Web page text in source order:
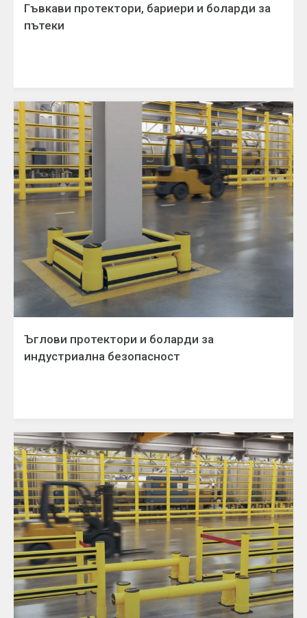
Гъвкави протектори, бариери и боларди за
пътеки
Ъглови протектори и боларди за
индустриална безопасност